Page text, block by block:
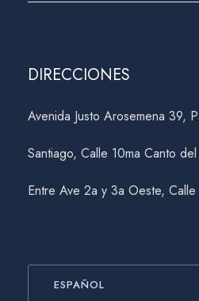
DIRECCIONES
Avenida Justo Arosemena 39,
Santiago, Calle 10ma Canto
Entre Ave 2a y 3a Oeste,
ESPAÑOL